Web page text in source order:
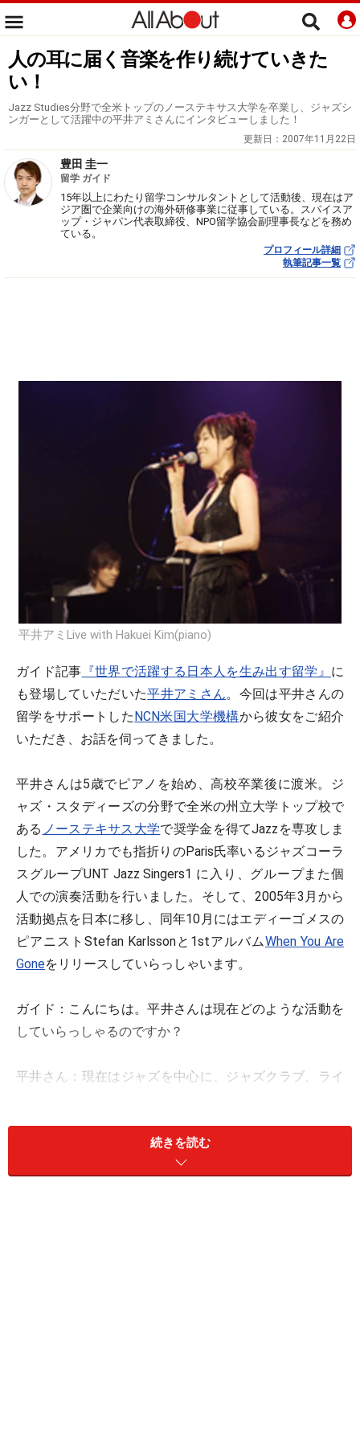
人の耳に届く音楽を作り続けていきた
い！
Jazz Studies分野で全米トップのノーステキサス大学を卒業し、ジャズシ
ンガーとして活躍中の平井アミさんにインタビューしました！
更新日： 2007年11月22日
豊田 圭一
留学 ガイド
15年以上にわたり留学コンサルタントとして活動後、現在はア
ジア圏で企業向けの海外研修事業に従事している。スパイスア
ップ・ジャパン代表取締役、NPO留学協会副理事長などを務め
ている。
プロフィール詳細
執筆記事一覧
平井アミLive with Hakuei Kim(piano)
ガイド記事 『世界で活躍する日本人を生み出す留学』 に
も登場していただいた平井アミさん。今回は平井さんの
留学をサポートしたNCN米国大学機構から彼女をご紹介
いただき、お話を伺ってきました。
平井さんは5歳でピアノを始め、高校卒業後に渡米。ジ
ャズ・スタディーズの分野で全米の州立大学トップ校で
ある ノーステキサス大学で奨学金を得てJazzを専攻しま
した。アメリカでも指折りのParis氏率いるジャズコーラ
スグループUNT Jazz Singers1 に入り、グループまた個
人での演奏活動を行いました。そして、2005年3月から
活動拠点を日本に移し、同年10月にはエディーゴメスの
ピアニストStefan Karlssonと1stアルバムWhen You Are
Goneをリリースしていらっしゃいます。
ガイド： こんにちは。平井さんは現在どのような活動を
していらっしゃるのですか？
平井さん： 現在はジャズを中心に、ジャズクラブ、ライ
行うレコーディングに向けて準備をしています。
続きを読む